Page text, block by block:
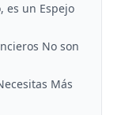
es un Espejo
No son
Más